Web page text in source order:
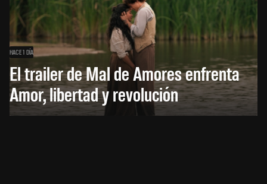
HACE 1 DÍA
El trailer de Mal de Amores enfrenta
Amor, libertad y revolución